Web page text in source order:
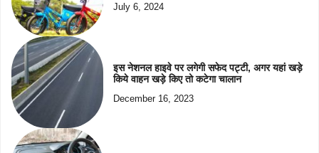
July 6, 2024
इस नेशनल हाइवे पर लगेगी सफेद पट्टी, अगर यहां खड़े
किये वाहन खड़े किए तो कटेगा चालान
December 16, 2023